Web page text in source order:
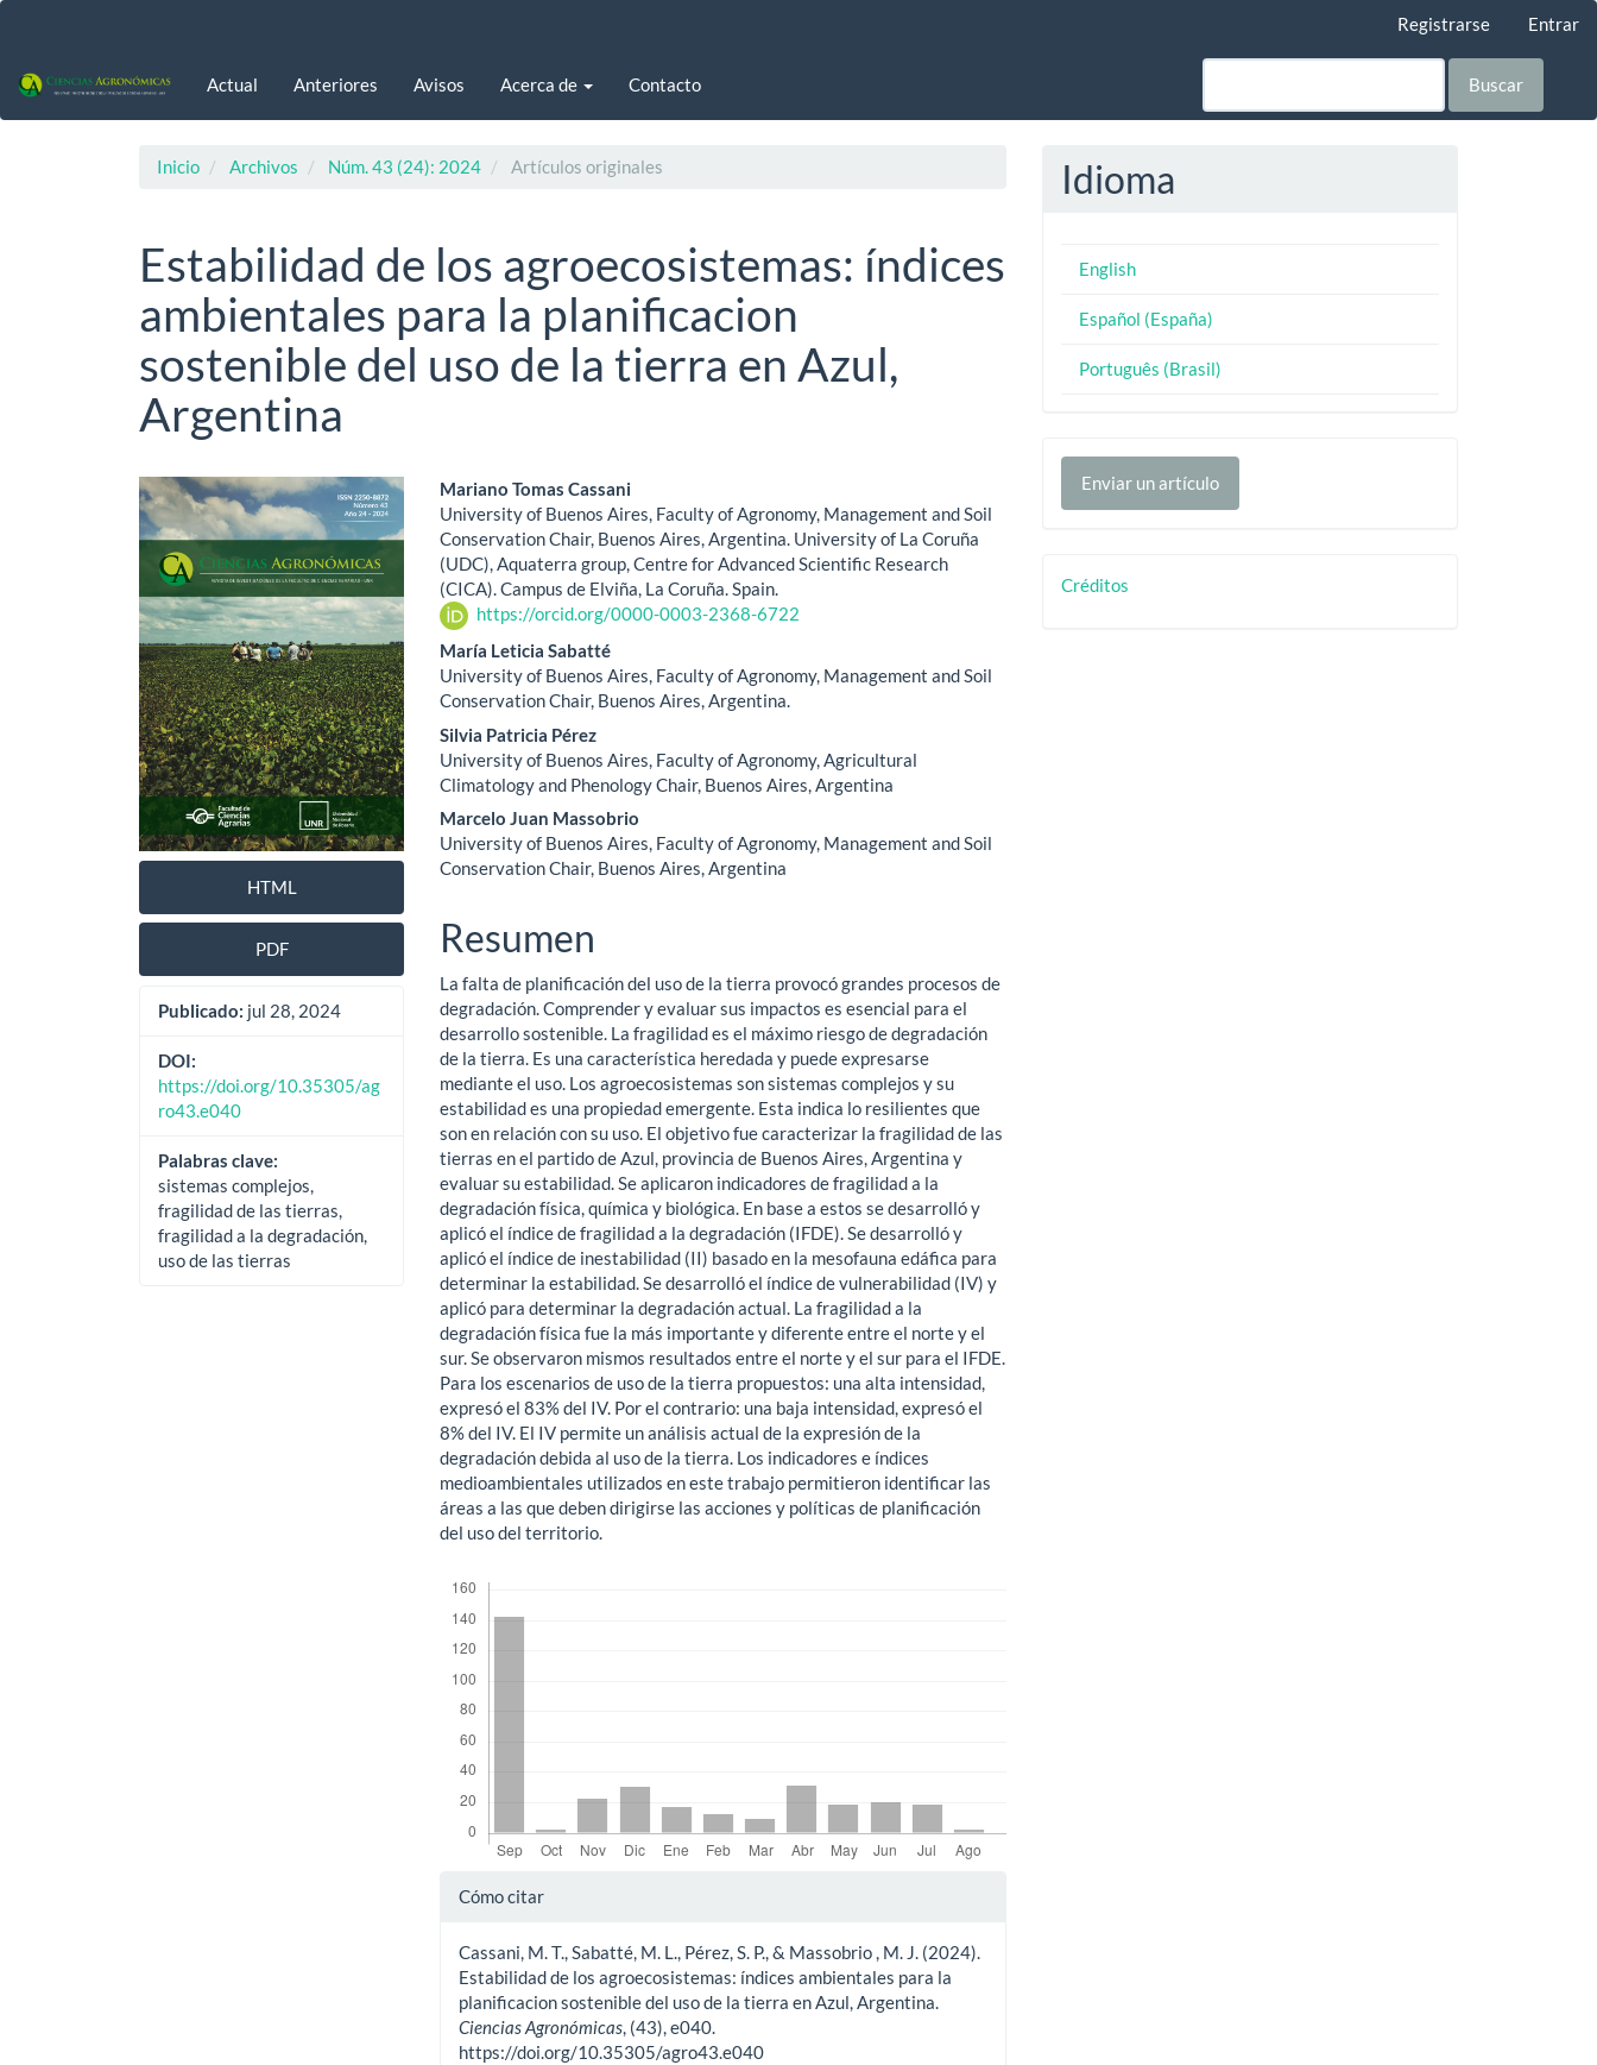
principal
Registrarse Entrar
Actual Anteriores Avisos Acerca de Contacto Buscar
Inicio Archivos Núm. 43 (24): 2024 Artículos originales
Estabilidad de los agroecosistemas: índices
ambientales para la planificacion
sostenible del uso de la tierra en Azul,
Argentina
Barra
lateral
del
artículo
HTML
PDF
Publicado: jul 28, 2024
DOI:
https://doi.org/10.35305/ag
ro43.e040
Palabras clave:
sistemas complejos,
fragilidad de las tierras,
fragilidad a la degradación,
uso de las tierras
Contenido
principal
del
artículo
Mariano Tomas Cassani
University of Buenos Aires, Faculty of Agronomy, Management and Soil
Conservation Chair, Buenos Aires, Argentina. University of La Coruña
(UDC), Aquaterra group, Centre for Advanced Scientific Research
(CICA). Campus de Elviña, La Coruña. Spain.
https://orcid.org/0000-0003-2368-6722
María Leticia Sabatté
University of Buenos Aires, Faculty of Agronomy, Management and Soil
Conservation Chair, Buenos Aires, Argentina.
Silvia Patricia Pérez
University of Buenos Aires, Faculty of Agronomy, Agricultural
Climatology and Phenology Chair, Buenos Aires, Argentina
Marcelo Juan Massobrio
University of Buenos Aires, Faculty of Agronomy, Management and Soil
Conservation Chair, Buenos Aires, Argentina
Resumen
La falta de planificación del uso de la tierra provocó grandes procesos de
degradación. Comprender y evaluar sus impactos es esencial para el
desarrollo sostenible. La fragilidad es el máximo riesgo de degradación
de la tierra. Es una característica heredada y puede expresarse
mediante el uso. Los agroecosistemas son sistemas complejos y su
estabilidad es una propiedad emergente. Esta indica lo resilientes que
son en relación con su uso. El objetivo fue caracterizar la fragilidad de las
tierras en el partido de Azul, provincia de Buenos Aires, Argentina y
evaluar su estabilidad. Se aplicaron indicadores de fragilidad a la
degradación física, química y biológica. En base a estos se desarrolló y
aplicó el índice de fragilidad a la degradación (IFDE). Se desarrolló y
aplicó el índice de inestabilidad (II) basado en la mesofauna edáfica para
determinar la estabilidad. Se desarrolló el índice de vulnerabilidad (IV) y
aplicó para determinar la degradación actual. La fragilidad a la
degradación física fue la más importante y diferente entre el norte y el
sur. Se observaron mismos resultados entre el norte y el sur para el IFDE.
Para los escenarios de uso de la tierra propuestos: una alta intensidad,
expresó el 83% del IV. Por el contrario: una baja intensidad, expresó el
8% del IV. El IV permite un análisis actual de la expresión de la
degradación debida al uso de la tierra. Los indicadores e índices
medioambientales utilizados en este trabajo permitieron identificar las
áreas a las que deben dirigirse las acciones y políticas de planificación
del uso del territorio.
Detalles
artículo
Cómo citar
Cassani, M. T., Sabatté, M. L., Pérez, S. P., & Massobrio , M. J. (2024).
Estabilidad de los agroecosistemas: índices ambientales para la
planificacion sostenible del uso de la tierra en Azul, Argentina.
Ciencias Agronómicas, (43), e040.
https://doi.org/10.35305/agro43.e040
Idioma
English
Español (España)
Português (Brasil)
Enviar
unEnviar un artículo
creditos
Créditos